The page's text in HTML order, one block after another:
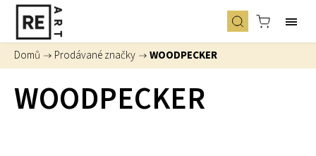
Domů / Prodávané značky / WOODPECKER
WOODPECKER